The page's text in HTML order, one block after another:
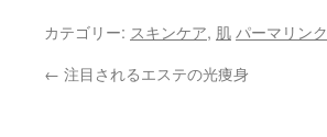
カテゴリー: スキンケア, 肌 パーマリンク
← 注目されるエステの光痩身